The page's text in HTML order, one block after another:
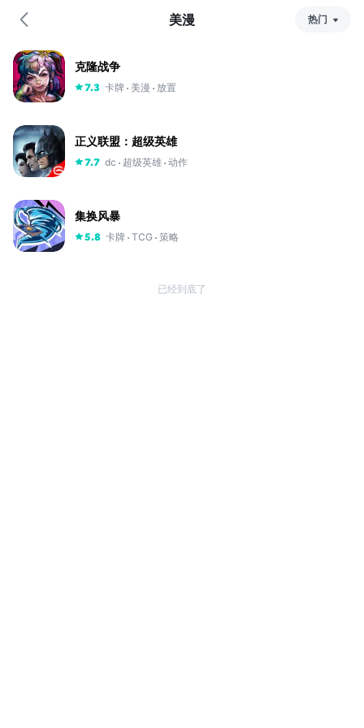
美漫 热门
克隆战争
7.3 卡牌 美漫 放置
正义联盟：超级英雄
7.7 dc 超级英雄 动作
集换风暴
5.8 卡牌 TCG 策略
已经到底了